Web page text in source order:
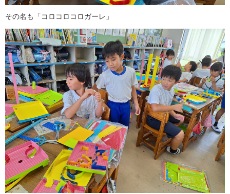
その名も「コロコロコロガーレ」